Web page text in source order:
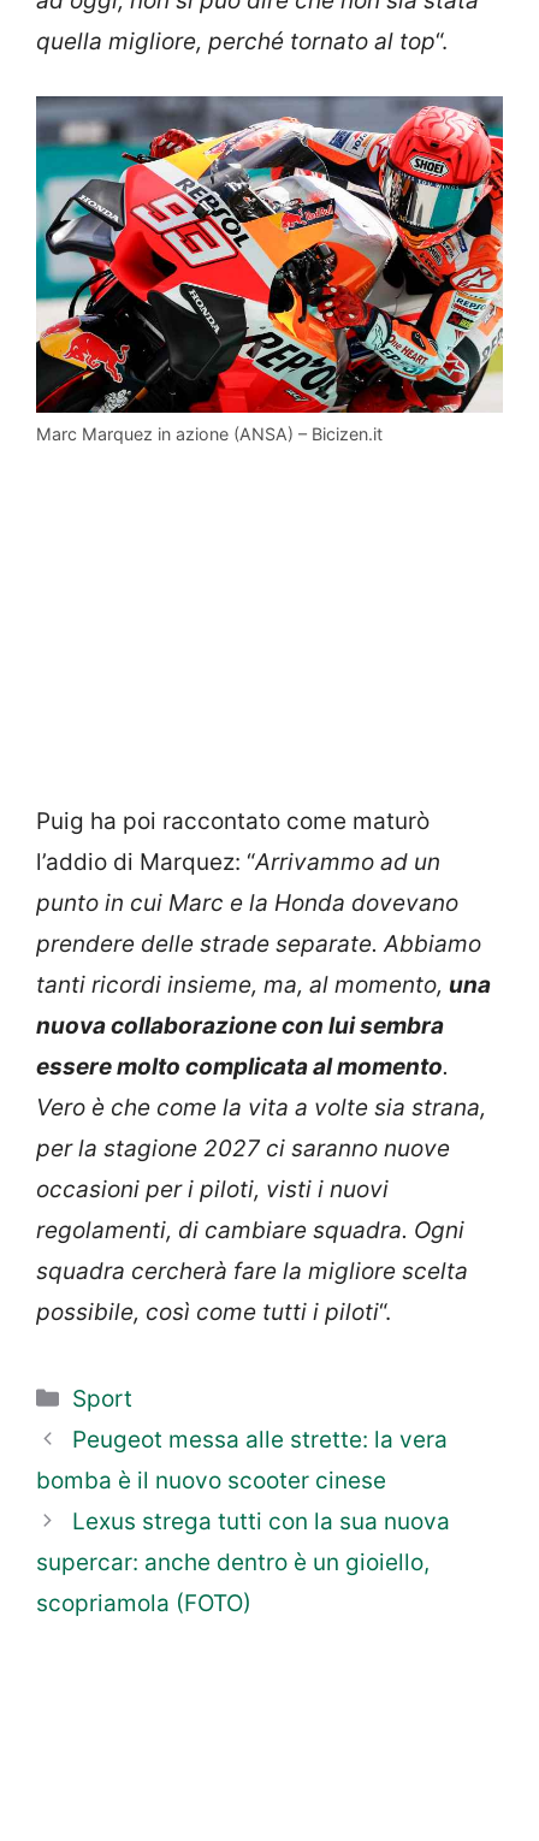
quella migliore, perché tornato al top“.
Marc Marquez in azione (ANSA) – Bicizen.it
Puig ha poi raccontato come maturò
l’addio di Marquez: “Arrivammo ad un
punto in cui Marc e la Honda dovevano
prendere delle strade separate. Abbiamo
tanti ricordi insieme, ma, al momento, una
nuova collaborazione con lui sembra
essere molto complicata al momento.
Vero è che come la vita a volte sia strana,
per la stagione 2027 ci saranno nuove
occasioni per i piloti, visti i nuovi
regolamenti, di cambiare squadra. Ogni
squadra cercherà fare la migliore scelta
possibile, così come tutti i piloti“.
Categorie
Sport
Peugeot messa alle strette: la vera
bomba è il nuovo scooter cinese
Lexus strega tutti con la sua nuova
supercar: anche dentro è un gioiello,
scopriamola (FOTO)